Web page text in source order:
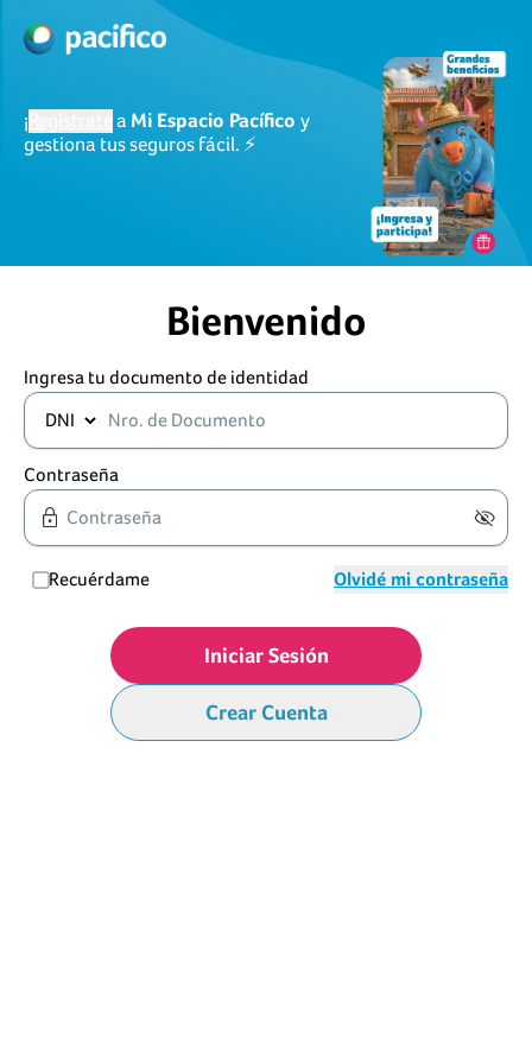
¡ a Mi Espacio Pacífico y
gestiona tus seguros fácil. ⚡
Bienvenido
Ingresa tu documento de identidad
Contraseña
Recuérdame Olvidé mi contraseña
Iniciar Sesión
Crear Cuenta